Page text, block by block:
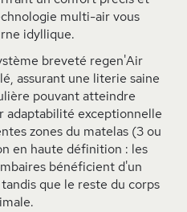
multi-air vous
idyllique.
breveté regen'Air
assurant une literie saine
pouvant atteindre
adaptabilité exceptionnelle
zones du matelas (3 ou
en haute définition : les
bénéficient d'un
que le reste du corps